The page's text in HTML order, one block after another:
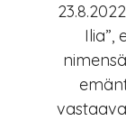
Ilia”,